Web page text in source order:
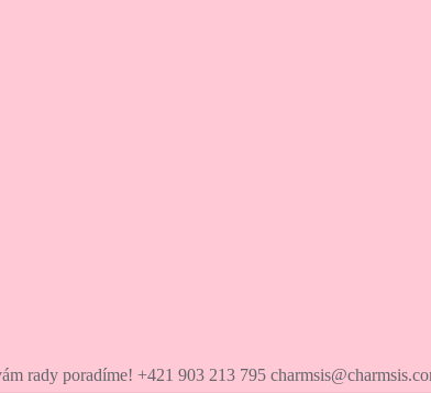
rady poradíme! +421 903 213 795